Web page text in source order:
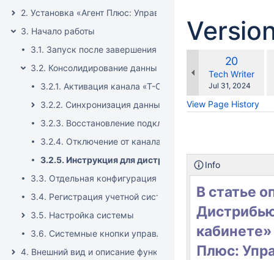
2. Установка «Агент Плюс: Управление Дистрибуцией»
3. Начало работы
3.1. Запуск после завершения пилотного проекта
3.2. Консолидирование данных
3.2.1. Активация канала «Т-Обмен» в «Личном
3.2.2. Синхронизация данных по Т-Обмену
3.2.3. Восстановление подключения к сервису «Т-
3.2.4. Отключение от канала «Т-Обмен» в «Личном
3.2.5. Инструкция для дистрибьютора о
3.3. Отдельная конфигурация (без других учетных
3.4. Регистрация учетной системы в «Личном кабинете»
3.5. Настройка системы
3.6. Системные кнопки управления
4. Внешний вид и описание функций
Old
Version
20
Tech Writer
Saved
Jul 31, 2024
View Page History
Info
В статье
Плюс: